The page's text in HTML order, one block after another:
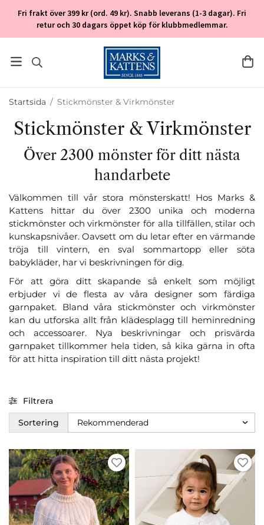
Fri frakt över 399 kr (ord. 49 kr). Snabb leverans (1-3 dagar). Fri
retur och 30 dagars öppet köp för klubbmedlemmar.
Startsida / Stickmönster & Virkmönster
Stickmönster & Virkmönster
Över 2300 mönster för ditt nästa
handarbete
Välkommen till vår stora mönsterskatt! Hos Marks &
Kattens hittar du över 2300 unika och moderna
stickmönster och virkmönster för alla tillfällen, stilar och
kunskapsnivåer. Oavsett om du letar efter en värmande
tröja till vintern, en sval sommartopp eller söta
babykläder, har vi beskrivningen för dig.
För att göra ditt skapande så enkelt som möjligt
erbjuder vi de flesta av våra designer som färdiga
garnpaket. Bland våra stickmönster och virkmönster
kan du utforska allt från klädesplagg till heminredning
och accessoarer. Nya beskrivningar och prisvärda
garnpaket tillkommer hela tiden, så kika gärna in ofta
för att hitta inspiration till ditt nästa projekt!
Filtrera
Sortering